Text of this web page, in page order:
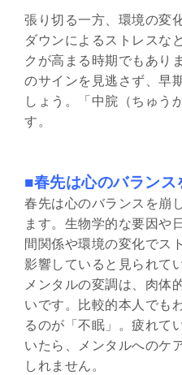
張り切る一方、環境の変
ダウンによるストレスな
クが高まる時期でもあり
のサインを見逃さず、早
しょう。「中脘（ちゅう
す。
■春先は心のバランス
春先は心のバランスを崩
ます。生物学的な要因や
間関係や環境の変化でス
影響していると見られて
メンタルの変調は、肉体
いです。比較的本人でも
るのが「不眠」。疲れて
いたら、メンタルへのケ
しれません。